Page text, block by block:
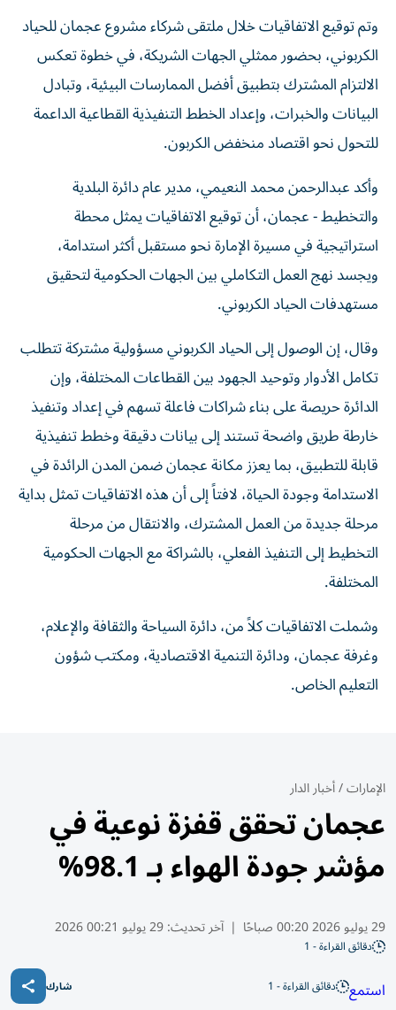
وتم توقيع الاتفاقيات خلال ملتقى شركاء مشروع عجمان للحياد
الكربوني، بحضور ممثلي الجهات الشريكة، في خطوة تعكس
الالتزام المشترك بتطبيق أفضل الممارسات البيئية، وتبادل
البيانات والخبرات، وإعداد الخطط التنفيذية القطاعية الداعمة
للتحول نحو اقتصاد منخفض الكربون.
وأكد عبدالرحمن محمد النعيمي، مدير عام دائرة البلدية
والتخطيط - عجمان، أن توقيع الاتفاقيات يمثل محطة
استراتيجية في مسيرة الإمارة نحو مستقبل أكثر استدامة،
ويجسد نهج العمل التكاملي بين الجهات الحكومية لتحقيق
مستهدفات الحياد الكربوني.
وقال، إن الوصول إلى الحياد الكربوني مسؤولية مشتركة تتطلب
تكامل الأدوار وتوحيد الجهود بين القطاعات المختلفة، وإن
الدائرة حريصة على بناء شراكات فاعلة تسهم في إعداد وتنفيذ
خارطة طريق واضحة تستند إلى بيانات دقيقة وخطط تنفيذية
قابلة للتطبيق، بما يعزز مكانة عجمان ضمن المدن الرائدة في
الاستدامة وجودة الحياة، لافتاً إلى أن هذه الاتفاقيات تمثل بداية
مرحلة جديدة من العمل المشترك، والانتقال من مرحلة
التخطيط إلى التنفيذ الفعلي، بالشراكة مع الجهات الحكومية
المختلفة.
وشملت الاتفاقيات كلاً من، دائرة السياحة والثقافة والإعلام،
وغرفة عجمان، ودائرة التنمية الاقتصادية، ومكتب شؤون
التعليم الخاص.
الإمارات/أخبار الدار
عجمان تحقق قفزة نوعية في
مؤشر جودة الهواء بـ 98.1%
29 يوليو 2026 00:20 صباحًا | آخر تحديث:29 يوليو 00:21 2026
دقائق القراءة - 1
استمع دقائق القراءة - 1 شارك